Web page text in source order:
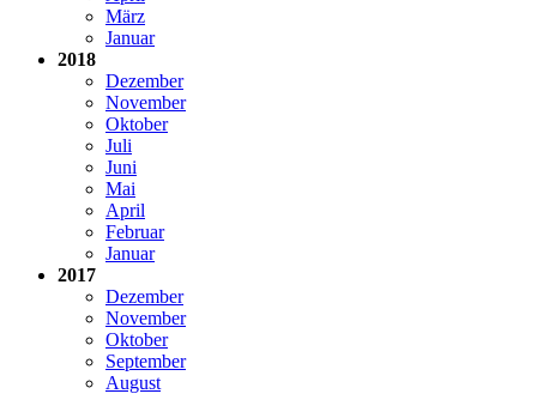
März
Januar
2018
Dezember
November
Oktober
Juli
Juni
Mai
April
Februar
Januar
2017
Dezember
November
Oktober
September
August